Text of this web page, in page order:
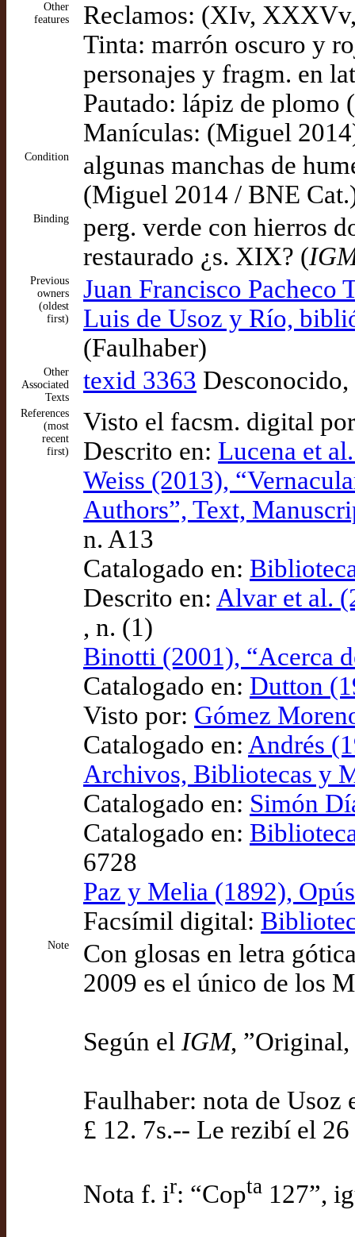
Other
features
Reclamos: (XIv,
Tinta: marrón oscuro y
personajes y fragm. en
Pautado: lápiz de plomo
Manículas: (Miguel
Condition
algunas manchas de
(Miguel 2014 / BNE
Binding
perg. verde con hierros
restaurado ¿s. XIX? (
Previous
owners
(oldest
first)
Juan Francisco
Luis de Usoz y Río,
(Faulhaber)
Other
Associated
Texts
texid 3363
References
(most
recent
first)
Visto el facsm. digital
Descrito en: Lucena et
Weiss (2013),
Authors”, Text,
n. A13
Catalogado en:
Descrito en: Alvar et al.
, n. (1)
Binotti (2001), “Acerca
Catalogado en: Dutton
Visto por: Gómez
Catalogado en: Andrés
Archivos, Bibliotecas y
Catalogado en: Simón
Catalogado en:
6728
Paz y Melia (1892),
Facsímil digital:
Note
Con glosas en letra
2009 es el único de los
Según el IGM, ”Original,
Faulhaber: nota de Usoz
£ 12. 7s.-- Le rezibí el
Nota f. ir: “Copta 127”,